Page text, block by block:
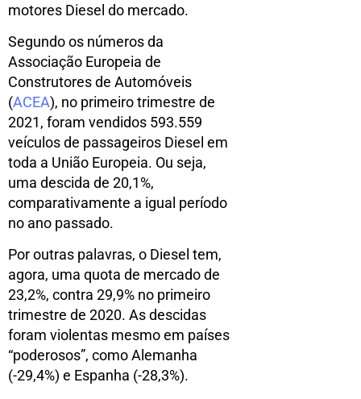
motores Diesel do mercado.
Segundo os números da
Associação Europeia de
Construtores de Automóveis
(ACEA), no primeiro trimestre de
2021, foram vendidos 593.559
veículos de passageiros Diesel em
toda a União Europeia. Ou seja,
uma descida de 20,1%,
comparativamente a igual período
no ano passado.
Por outras palavras, o Diesel tem,
agora, uma quota de mercado de
23,2%, contra 29,9% no primeiro
trimestre de 2020. As descidas
foram violentas mesmo em países
“poderosos”, como Alemanha
(-29,4%) e Espanha (-28,3%).